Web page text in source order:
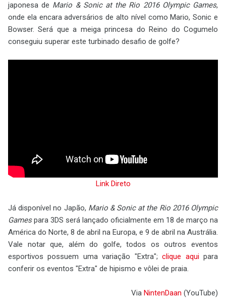
japonesa de Mario & Sonic at the Rio 2016 Olympic Games,
onde ela encara adversários de alto nível como Mario, Sonic e
Bowser. Será que a meiga princesa do Reino do Cogumelo
conseguiu superar este turbinado desafio de golfe?
Link Direto
Já disponível no Japão, Mario & Sonic at the Rio 2016 Olympic
Gamespara 3DS será lançado oficialmente em 18 de março na
América do Norte, 8 de abril na Europa, e 9 de abril na Austrália.
Vale notar que, além do golfe, todos os outros eventos
esportivos possuem uma variação "Extra";clique aquipara
conferir os eventos "Extra" de hipismo e vôlei de praia.
Via NintenDaan (YouTube)